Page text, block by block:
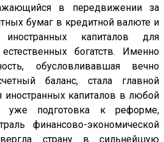
в передвижении за
бумаг в кредитной валюте и
капиталов для
богатств. Именно
обусловливавшая вечно
баланс, стала главной
иностранных капиталов в любой
подготовка к реформе,
финансово-экономической
страну в сильнейшую